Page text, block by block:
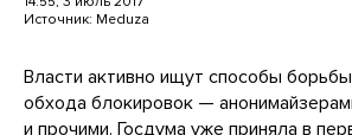
Источник: Meduza
Власти активно ищут способы
обхода блокировок —
и прочими. Госдума уже приняла в